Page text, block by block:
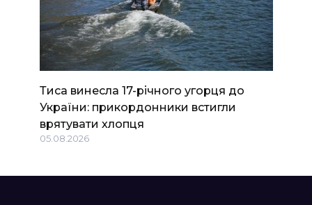
Тиса винесла 17-річного угорця до
України: прикордонники встигли
врятувати хлопця
05.08.2026